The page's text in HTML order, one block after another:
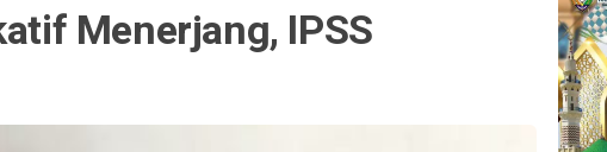
Menerjang, IPSS